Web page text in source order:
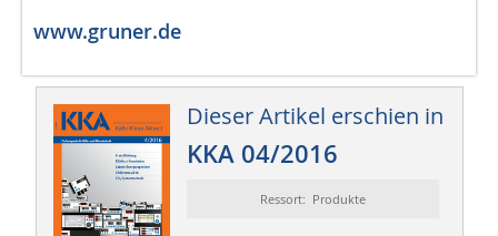
www.gruner.de
Dieser Artikel erschien in
KKA 04/2016
Ressort: Produkte